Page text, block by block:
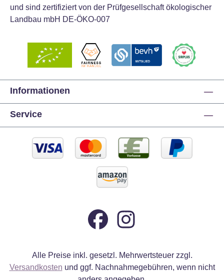
und sind zertifiziert von der Prüfgesellschaft ökologischer
Landbau mbH DE-ÖKO-007
Informationen
Service
Alle Preise inkl. gesetzl. Mehrwertsteuer zzgl.
Versandkosten und ggf. Nachnahmegebühren, wenn nicht